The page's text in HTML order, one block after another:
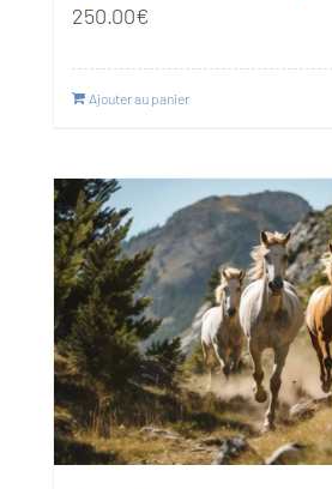
250.00€
Ajouter au panier